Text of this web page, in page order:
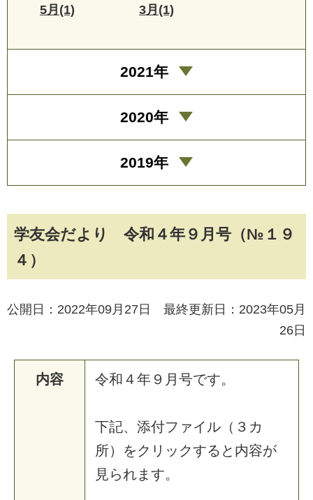
学友会だより 令和４年９月号（№１９
４）
公開日：2022年09月27日 最終更新日：2023年05月
26日
内容 令和４年９月号です。
下記、添付ファイル（３カ
所）をクリックすると内容が
見られます。
5月(1) 3月(1)
2021年
2020年
2019年